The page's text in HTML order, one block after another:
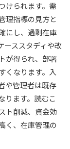
けられます。需
理指標の見方と
にし、過剰在庫
ーススタディや改
が得られ、部署
くなります。入
や管理者は既存
ります。読むこ
ト削減、資金効
く、在庫管理の